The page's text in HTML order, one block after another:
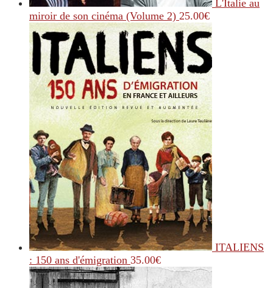
L'Italie au
miroir de son cinéma (Volume 2) 25.00€
ITALIENS
: 150 ans d'émigration 35.00€